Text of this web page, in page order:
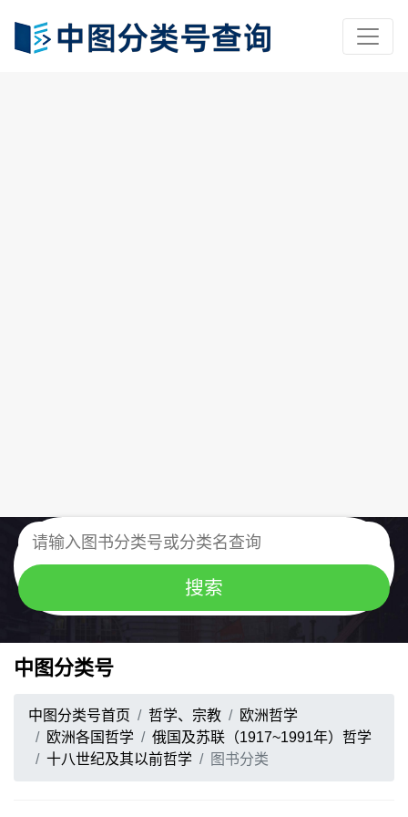
中图分类号
中图分类号首页 哲学、宗教
欧洲哲学
欧洲各国哲学
俄国及苏联（1917~1991年）哲学
十八世纪及其以前哲学
图书分类